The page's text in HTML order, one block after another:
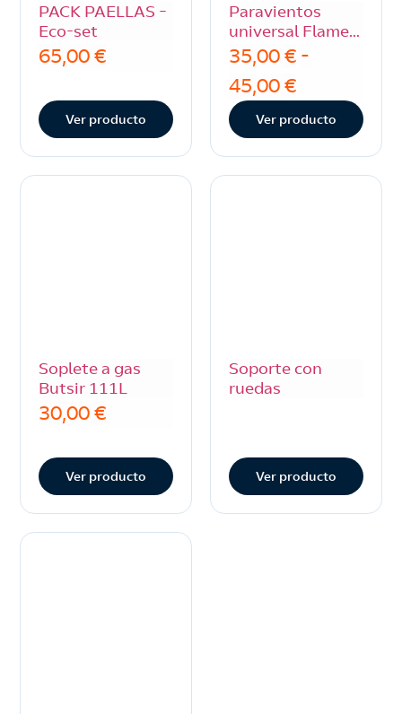
PACK PAELLAS –
Eco-set
65,00€
Ver producto
Paravientos
universal Flames
VLC
35,00€ -
45,00€
Ver producto
Soplete a gas
Butsir 111L
30,00€
Ver producto
Soporte con
ruedas
Ver producto